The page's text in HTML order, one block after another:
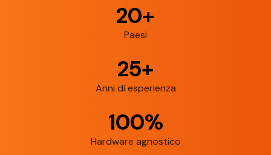
20+
Paesi
25+
Anni di esperienza
100%
Hardware agnostico